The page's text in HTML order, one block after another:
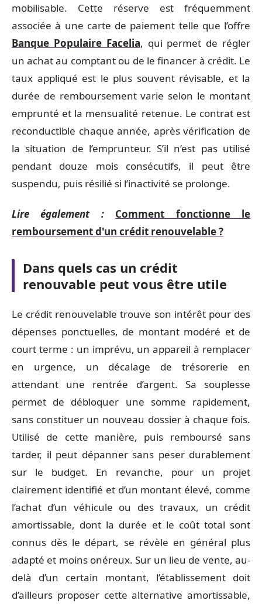
mobilisable. Cette réserve est fréquemment
associée à une carte de paiement telle que l’offre
Banque Populaire Facelia, qui permet de régler
un achat au comptant ou de le financer à crédit. Le
taux appliqué est le plus souvent révisable, et la
durée de remboursement varie selon le montant
emprunté et la mensualité retenue. Le contrat est
reconductible chaque année, après vérification de
la situation de l’emprunteur. S’il n’est pas utilisé
pendant douze mois consécutifs, il peut être
suspendu, puis résilié si l’inactivité se prolonge.
Lire également :
Comment fonctionne le
remboursement d'un crédit renouvelable ?
Dans quels cas un crédit
renouvable peut vous être utile
Le crédit renouvelable trouve son intérêt pour des
dépenses ponctuelles, de montant modéré et de
court terme : un imprévu, un appareil à remplacer
en urgence, un décalage de trésorerie en
attendant une rentrée d’argent. Sa souplesse
permet de débloquer une somme rapidement,
sans constituer un nouveau dossier à chaque fois.
Utilisé de cette manière, puis remboursé sans
tarder, il peut dépanner sans peser durablement
sur le budget. En revanche, pour un projet
clairement identifié et d’un montant élevé, comme
l’achat d’un véhicule ou des travaux, un crédit
amortissable, dont la durée et le coût total sont
connus dès le départ, se révèle en général plus
adapté et moins onéreux. Sur un lieu de vente, au-
delà d’un certain montant, l’établissement doit
d’ailleurs proposer cette alternative amortissable,